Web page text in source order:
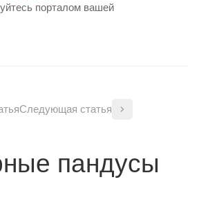
порталом вашей
Следующая статья
пандусы